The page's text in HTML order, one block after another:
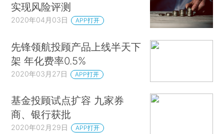
实现风险评测
2020年04月03日 APP打开
先锋领航投顾产品上线半天下
架 年化费率0.5%
2020年03月27日 APP打开
基金投顾试点扩容 九家券
商、银行获批
2020年02月29日 APP打开